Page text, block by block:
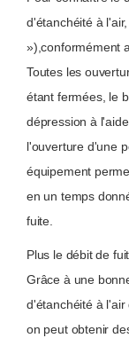
d'étanchéité à
»),conformément
Toutes les
étant fermées, le
dépression à
l'ouverture d'une
équipement
en un temps
fuite.
Plus le débit de
Grâce à une
d'étanchéité à l'air
on peut obtenir